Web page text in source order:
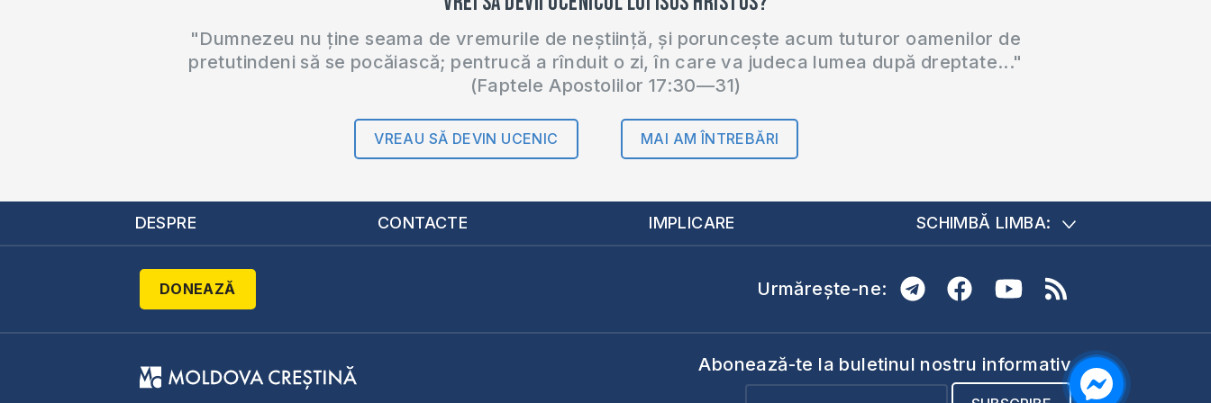
"Dumnezeu nu ține seama de vremurile de neștiință, și poruncește acum tuturor oamenilor de
pretutindeni să se pocăiască; pentrucă a rînduit o zi, în care va judeca lumea după dreptate..."
(Faptele Apostolilor 17:30—31)
VREAU SĂ DEVIN UCENIC MAI AM ÎNTREBĂRI
DESPRE CONTACTE IMPLICARE SCHIMBĂ LIMBA:
DONEAZĂ Urmărește-ne:
Abonează-te la buletinul nostru informativ